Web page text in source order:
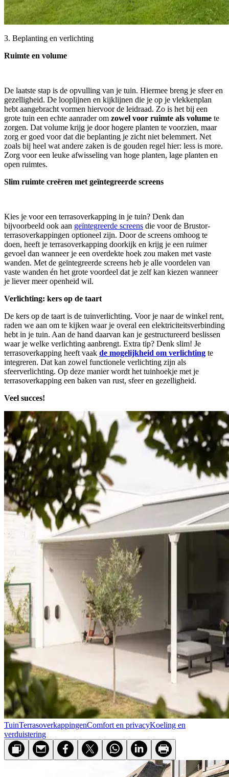
3. Beplanting en verlichting
Ruimte en volume
De laatste stap is de opvulling van je tuin. Hiermee breng je sfeer en
gezelligheid. De looplijnen en kijklijnen die je op je vlekkenplan
hebt aangebracht vormen hiervoor de leidraad. Zo is het bij een
grote tuin een echte aanrader om zowel voor ruimte als volume te
zorgen. Dat volume krijg je door hogere planten te voorzien, maar
zorg er goed voor dat die beplanting je zicht niet belemmert. Net
zoals bij heel wat andere zaken is de gouden regel hier: less is more.
Zorg voor een leuke afwisseling van hoge planten, lage planten en
open ruimtes.
Slim ruimte creëren met geïntegreerde screens
Kies je voor een terrasoverkapping in je tuin? Denk dan
bijvoorbeeld ook aan geïntegreerde screens die voor de Brustor-
terrasoverkappingen optioneel zijn. Door de screens omhoog te
doen, heeft je terrasoverkapping doorkijk en krijg je een ruimer
gevoel dan wanneer je een overdekte hoek zou maken met vaste
wanden. Met de geïntegreerde screens heb je alle voordelen van
vaste wanden én het grote voordeel dat je zelf kan kiezen wanneer
je liever meer openheid wil.
Verlichting: kers op de taart
De kers op de taart is de tuinverlichting. Voor je naar de winkel rent,
raden we aan om te kijken waar je overal een elektriciteitsverbinding
hebt in je tuin. Aan de hand daarvan kan je gestructureerd beslissen
waar je welke verlichting aanbrengt. Extra tip? Denk slim! Je
terrasoverkapping heeft vaak de mogelijkheid om verlichting te
integreren. Dat kan zowel functionele verlichting zijn als
sfeerverlichting. Op deze manier wordt het tuinhoekje met je
terrasoverkapping een baken van rust, sfeer en gezelligheid.
Veel succes!
TuinTerras­overkappingenComfort en privacyKoeling en
verduistering